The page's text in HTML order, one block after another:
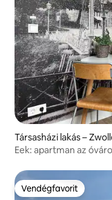
Társasházi lakás –
Eek: apartman az
Vendégfavorit
Vendégfavorit